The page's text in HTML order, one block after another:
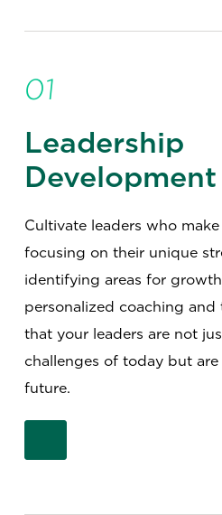
01
Leadership
Development
Cultivate leaders who
focusing on their unique
identifying areas for
personalized coaching and
that your leaders are not
challenges of today but
future.